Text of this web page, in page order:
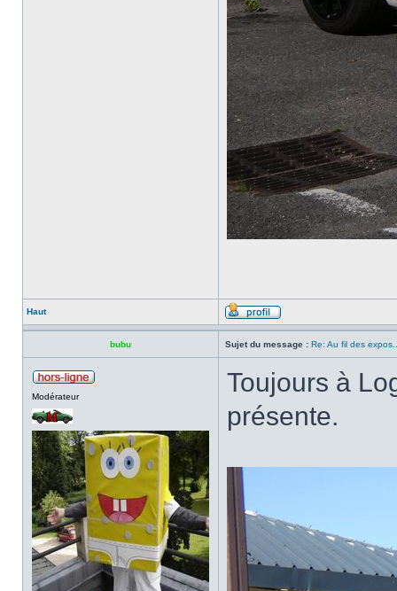
Haut
bubu Sujet du message : Re: Au fil des
Modérateur
Toujours à
présente.